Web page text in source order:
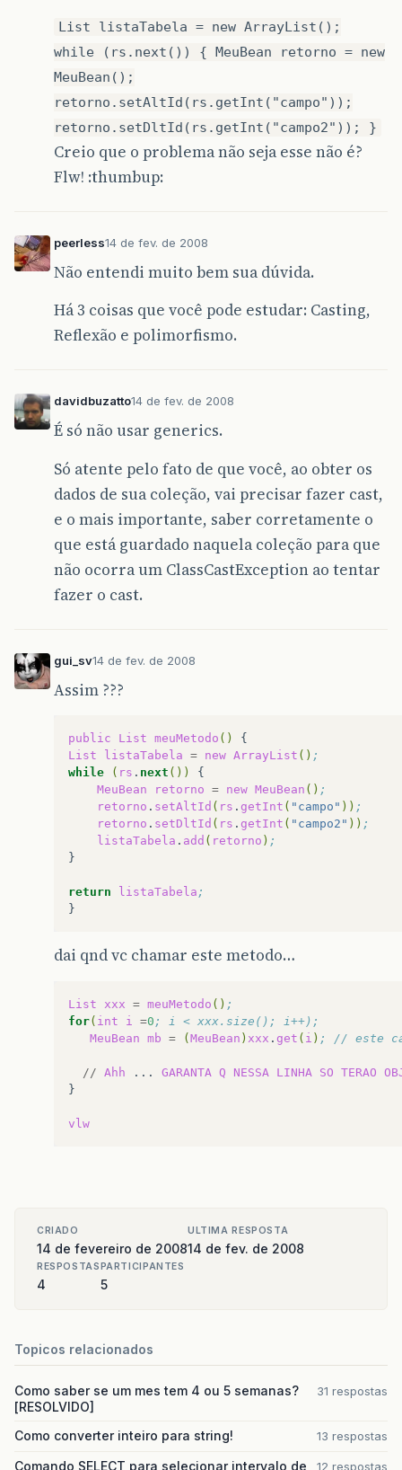
List listaTabela = new ArrayList();
while (rs.next()) { MeuBean retorno = new
MeuBean();
retorno.setAltId(rs.getInt("campo"));
retorno.setDltId(rs.getInt("campo2")); }
Creio que o problema não seja esse não é?
Flw! :thumbup:
peerless14 de fev. de 2008
Não entendi muito bem sua dúvida.
Há 3 coisas que você pode estudar: Casting,
Reflexão e polimorfismo.
davidbuzatto14 de fev. de 2008
É só não usar generics.
Só atente pelo fato de que você, ao obter os
dados de sua coleção, vai precisar fazer cast,
e o mais importante, saber corretamente o
que está guardado naquela coleção para que
não ocorra um ClassCastException ao tentar
fazer o cast.
gui_sv14 de fev. de 2008
Assim ???
public List meuMetodo ()
List
listaTabela = new ArrayList () ;
while
( rs . next ())
{
MeuBean
retorno = new MeuBean () ;
retorno . setAltId ( rs . getInt ( "campo" )) ;
retorno . setDltId ( rs . getInt ( "campo2" )) ;
listaTabela . add ( retorno ) ;
}
return listaTabela ;
dai qnd vc chamar este metodo…
List xxx = meuMetodo () ;
for( int i =0 ; i < xxx.size(); i++);
MeuBean mb = (MeuBean ) xxx . get ( i ) ; // este
// Ahh ... GARANTA Q NESSA LINHA SO TERAO
}
vlw
CRIADO
14 de fevereiro de 2008
ULTIMA RESPOSTA
14 de fev. de 2008
RESPOSTAS
4
PARTICIPANTES
5
Topicos relacionados
Como saber se um mes tem 4 ou 5 semanas?
[RESOLVIDO]
31 respostas
Como converter inteiro para string! 13 respostas
Comando SELECT para selecionar intervalo de 12 respostas